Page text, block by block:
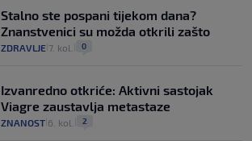
Stalno ste pospani tijekom dana?
Znanstvenici su možda otkrili zašto
ZDRAVLJE 7. kol. 0
Izvanredno otkriće: Aktivni sastojak
Viagre zaustavlja metastaze
ZNANOST 6. kol. 2